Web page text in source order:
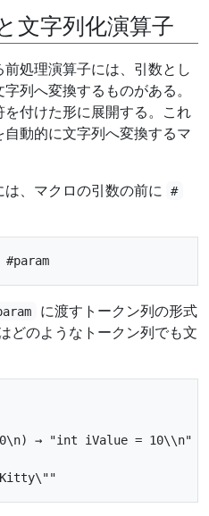
文字列化演算子
処理演算子には、引数とし
列へ変換するものがある。
を付けた形に展開する。これ
動的に文字列へ変換するマ
は、マクロの引数の前に
#
に渡すトークン列の形式
どのようなトークン列でも文
10\n) → "int iValue = 10\\n"